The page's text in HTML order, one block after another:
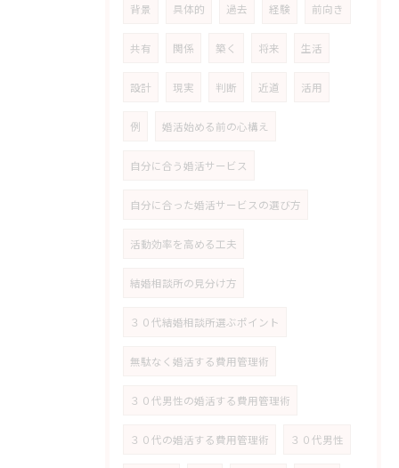
背景 具体的 過去 経験 前向き
共有 関係 築く 将来 生活
設計 現実 判断 近道 活用
例 婚活始める前の心構え
自分に合う婚活サービス
自分に合った婚活サービスの選び方
活動効率を高める工夫
結婚相談所の見分け方
３０代結婚相談所選ぶポイント
無駄なく婚活する費用管理術
３０代男性の婚活する費用管理術
３０代の婚活する費用管理術 ３０代男性